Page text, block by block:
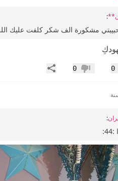
:
مشكورة الف شكر كلفت عليك
0 عدم إعجاب
0 مشاركة
: